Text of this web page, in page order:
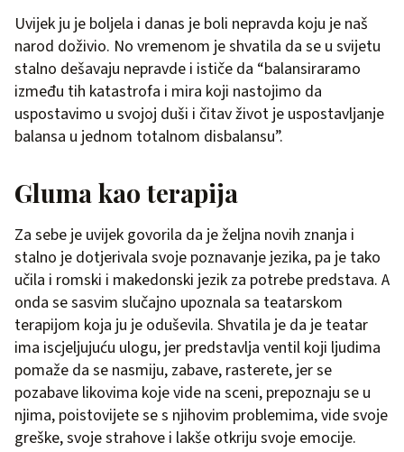
Uvijek ju je boljela i danas je boli nepravda koju je naš
narod doživio. No vremenom je shvatila da se u svijetu
stalno dešavaju nepravde i ističe da “balansiraramo
između tih katastrofa i mira koji nastojimo da
uspostavimo u svojoj duši i čitav život je uspostavljanje
balansa u jednom totalnom disbalansu”.
Gluma kao terapija
Za sebe je uvijek govorila da je željna novih znanja i
stalno je dotjerivala svoje poznavanje jezika, pa je tako
učila i romski i makedonski jezik za potrebe predstava. A
onda se sasvim slučajno upoznala sa teatarskom
terapijom koja ju je oduševila. Shvatila je da je teatar
ima iscjeljujuću ulogu, jer predstavlja ventil koji ljudima
pomaže da se nasmiju, zabave, rasterete, jer se
pozabave likovima koje vide na sceni, prepoznaju se u
njima, poistovijete se s njihovim problemima, vide svoje
greške, svoje strahove i lakše otkriju svoje emocije.